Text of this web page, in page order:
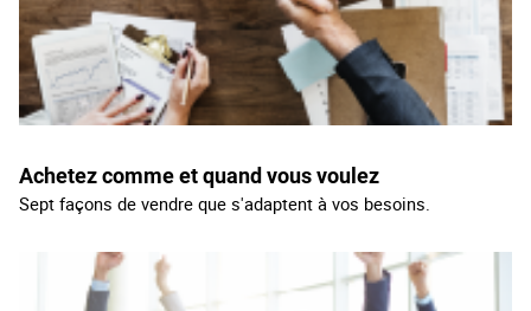
Achetez comme et quand vous voulez
Sept façons de vendre que s'adaptent à vos besoins.